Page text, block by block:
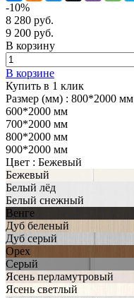
-10%
8 280 руб.
9 200 руб.
В корзину
В корзине
Купить в 1 клик
Размер (мм) : 800*2000 мм
600*2000 мм
700*2000 мм
800*2000 мм
900*2000 мм
Цвет : Бежевый
Бежевый
Белый лёд
Белый снежный
Венге
Дуб беленый
Дуб серый
Орех
Серый
Ясень перламутровый
Ясень светлый